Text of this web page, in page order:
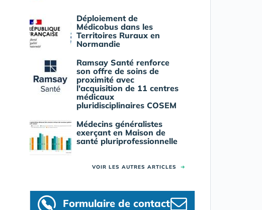
Déploiement de
Médicobus dans les
Territoires Ruraux en
Normandie
Ramsay Santé renforce
son offre de soins de
proximité avec
l'acquisition de 11 centres
médicaux
pluridisciplinaires COSEM
Médecins généralistes
exerçant en Maison de
santé pluriprofessionnelle
VOIR LES AUTRES ARTICLES ➜
Formulairede contact